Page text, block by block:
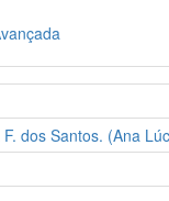
dos Santos. (Ana